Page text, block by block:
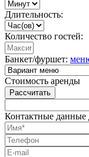
Длительность:
Количество гостей:
Банкет/фуршет:
Стоимость аренды
Рассчитать
Контактные данные